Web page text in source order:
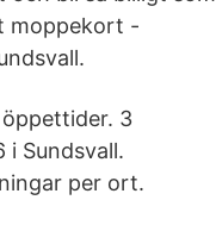
moppekort -
3
i Sundsvall.
per ort.